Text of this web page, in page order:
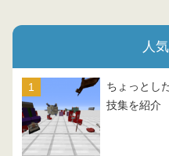
人
ちょっとし
技集を紹介